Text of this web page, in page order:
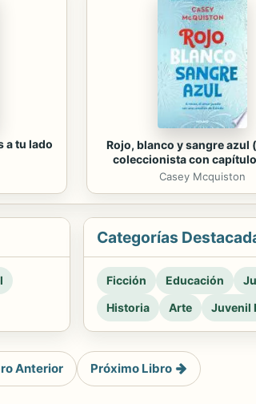
a tu lado
Rojo, blanco y sangre azul
coleccionista con
Casey Mcquiston
Categorías
Ficción Educación
Historia
Arte Juvenil
Anterior Próximo Libro